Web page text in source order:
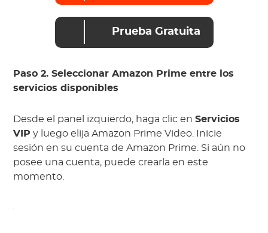
Prueba Gratuita
Paso 2. Seleccionar Amazon Prime entre los
servicios disponibles
Desde el panel izquierdo, haga clic enServicios
VIP y luego elija Amazon Prime Video. Inicie
sesión en su cuenta de Amazon Prime. Si aún no
posee una cuenta, puede crearla en este
momento.